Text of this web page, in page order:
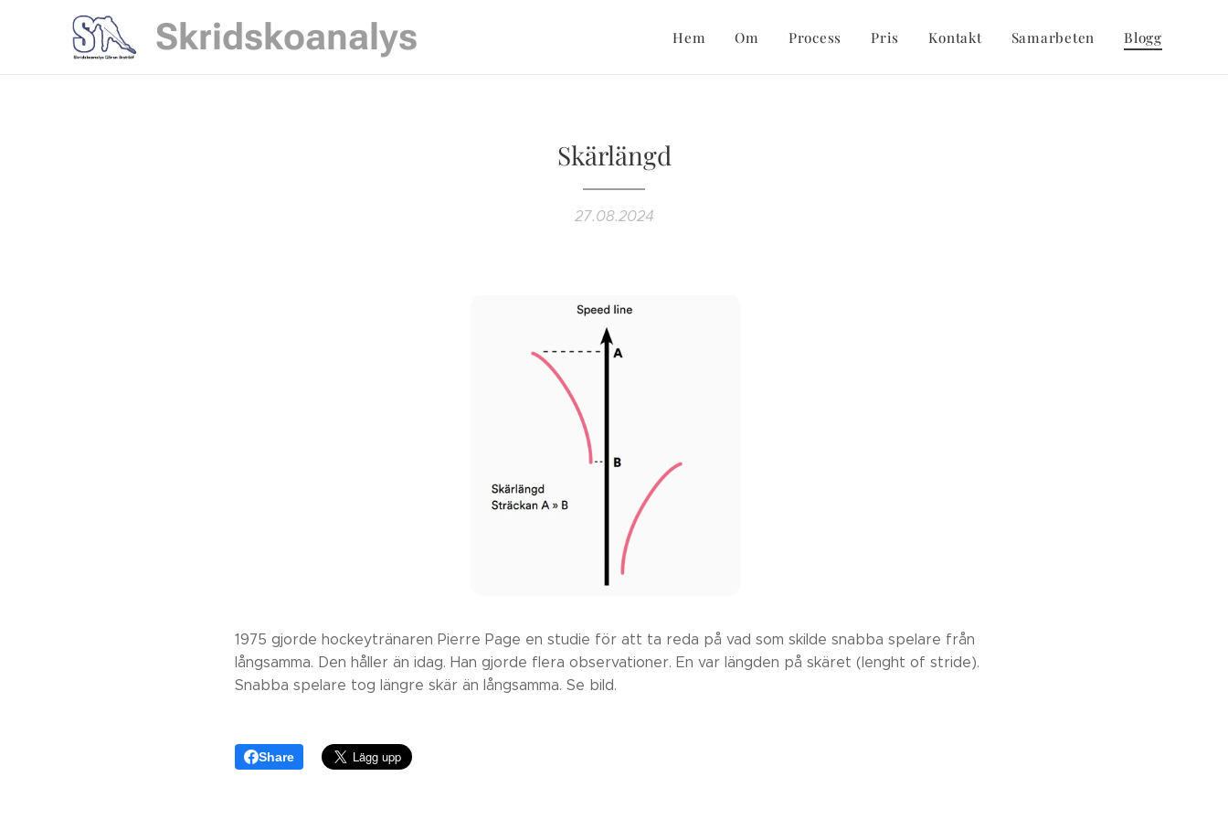
Skridskoanalys Hem Om Process Pris Kontakt Samarbeten Blogg
Skärlängd
27.08.2024
1975 gjorde hockeytränaren Pierre Page en studie för att ta reda på vad som skilde snabba spelare från
långsamma. Den håller än idag. Han gjorde flera observationer. En var längden på skäret (lenght of stride).
Snabba spelare tog längre skär än långsamma. Se bild.
Share